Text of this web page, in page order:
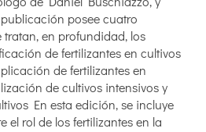
posee cuatro
en profundidad, los
de fertilizantes en cultivos
de fertilizantes en
de cultivos intensivos y
En esta edición, se incluye
el rol de los fertilizantes en la